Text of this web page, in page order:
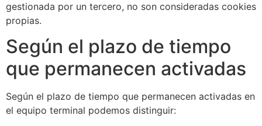
gestionada por un tercero, no son consideradas cookies
propias.
Según el plazo de tiempo
que permanecen activadas
Según el plazo de tiempo que permanecen activadas en
el equipo terminal podemos distinguir: